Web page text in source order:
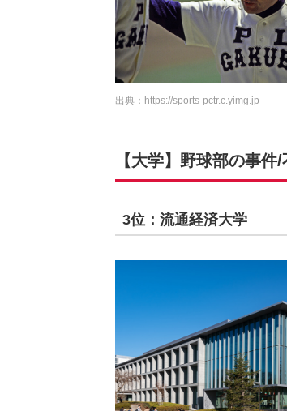
出典： https://sports-pctr.c.yimg.jp
【大学】野球部の事
3位：流通経済大学